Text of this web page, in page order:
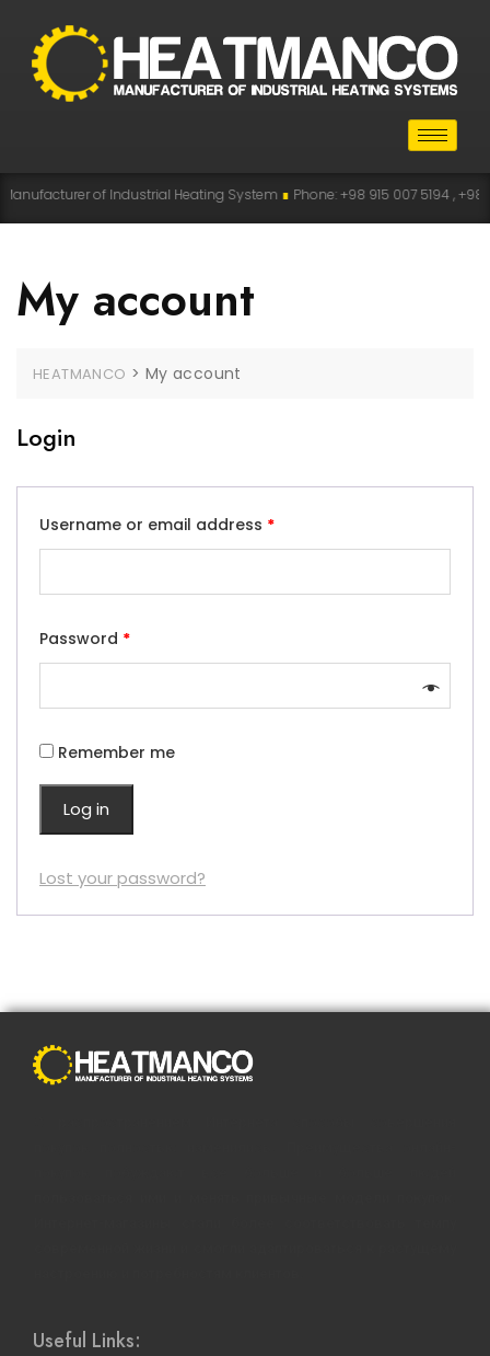
of Industrial Heating System∎ Phone: +98 915 007 5194 , +98
My account
HEATMANCO > My account
Login
Username or email address *
Password *
Remember me
Log in
Lost your password?
Useful Links: